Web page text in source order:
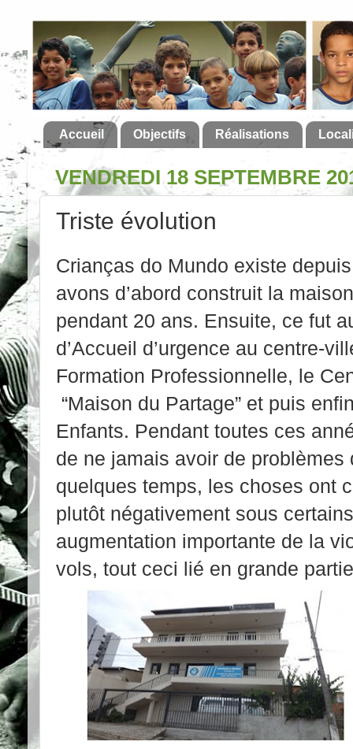
Accueil Objectifs Réalisations
VENDREDI 18 SEPTEMBRE
Triste évolution
Crianças do Mundo existe
avons d’abord construit la
pendant 20 ans. Ensuite, ce fut
d’Accueil d’urgence au centre-
Formation Professionnelle, le
“Maison du Partage” et puis
Enfants. Pendant toutes ces
de ne jamais avoir de
quelques temps, les choses ont
plutôt négativement sous
augmentation importante de la
vols, tout ceci lié en grande